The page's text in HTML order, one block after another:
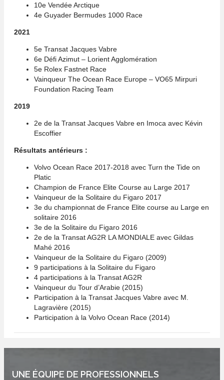
10e Vendée Arctique
4e Guyader Bermudes 1000 Race
2021
5e Transat Jacques Vabre
6e Défi Azimut – Lorient Agglomération
5e Rolex Fastnet Race
Vainqueur The Ocean Race Europe – VO65 Mirpuri
Foundation Racing Team
2019
2e de la Transat Jacques Vabre en Imoca avec Kévin
Escoffier
Résultats antérieurs :
Volvo Ocean Race 2017-2018 avec Turn the Tide on
Platic
Champion de France Elite Course au Large 2017
Vainqueur de la Solitaire du Figaro 2017
3e du championnat de France Elite course au Large en
solitaire 2016
3e de la Solitaire du Figaro 2016
2e de la Transat AG2R LA MONDIALE avec Gildas
Mahé 2016
Vainqueur de la Solitaire du Figaro (2009)
9 participations à la Solitaire du Figaro
4 participations à la Transat AG2R
Vainqueur du Tour d’Arabie (2015)
Participation à la Transat Jacques Vabre avec M.
Lagravière (2015)
Participation à la Volvo Ocean Race (2014)
UNE ÉQUIPE DE PROFESSIONNELS